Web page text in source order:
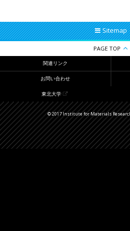
Sitemap
PAGE TOP
関連リンク
お問い合わせ
東北大学
© 2017 Institute for Materials